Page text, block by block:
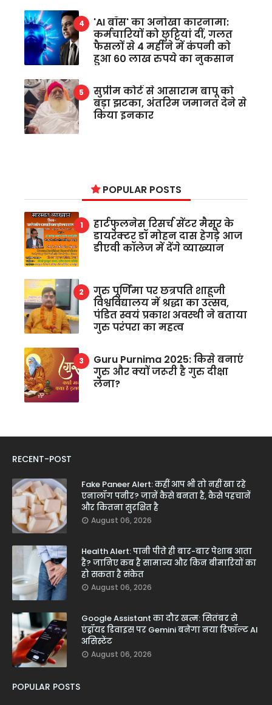
'AI बॉस' का अनोखा कारनामा:
कर्मचारियों को छुट्टियां दीं, गलत
फैसलों से 4 महीने में कंपनी को
हुआ 60 लाख रुपये का नुकसान
सुप्रीम कोर्ट से आसाराम बापू को
बड़ा झटका, अंतरिम जमानत देने से
किया इनकार
POPULAR POSTS
हार्टफुलनेस रिसर्च सेंटर मैसूर के
डायरेक्टर डॉ मोहन दास हेगड़े आज
डीएवी कॉलेज में देंगे व्याख्यान
गुरु पूर्णिमा पर छत्रपति शाहूजी
विश्वविद्यालय में श्रद्धा का उत्सव,
पंडित स्वयं प्रकाश अवस्थी ने बताया
गुरु परंपरा का महत्व
Guru Purnima 2025: किसे बनाएं
गुरु और क्यों जरूरी है गुरु दीक्षा
लेना?
RECENT-POST
Fake Paneer Alert: कहीं आप भी तो नहीं खा रहे
एनालॉग पनीर? जानें कैसे बनता है, कैसे पहचानें
और कितना सुरक्षित है
August 06, 2026
Health Alert: पानी पीते ही बार-बार पेशाब आता
है? जानिए कब है सामान्य और किन बीमारियों का
हो सकता है संकेत
August 06, 2026
Google Assistant का दौर खत्म: सितंबर से
एंड्रॉयड डिवाइस पर Gemini बनेगा नया डिफॉल्ट AI
असिस्टेंट
August 06, 2026
POPULAR POSTS